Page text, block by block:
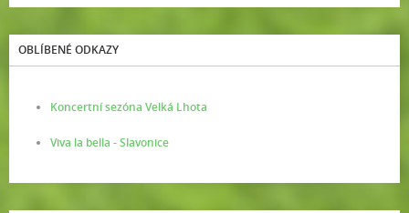
OBLÍBENÉ ODKAZY
Koncertní sezóna Velká Lhota
Viva la bella - Slavonice